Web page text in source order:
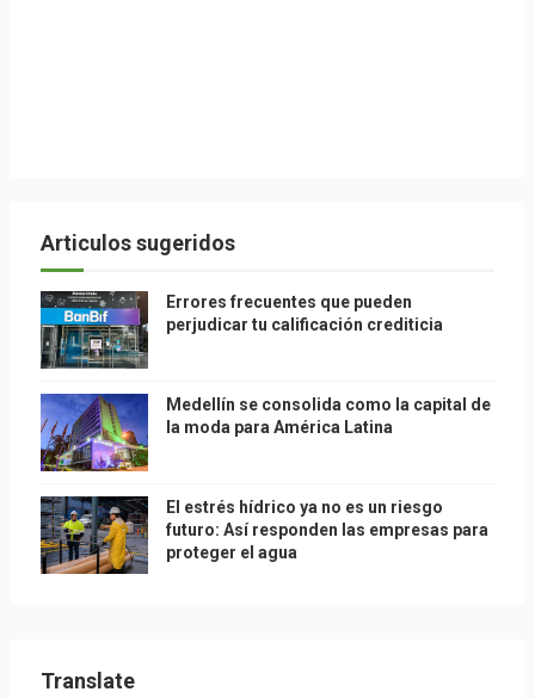
Articulos sugeridos
Errores frecuentes que pueden
perjudicar tu calificación crediticia
Medellín se consolida como la capital de
la moda para América Latina
El estrés hídrico ya no es un riesgo
futuro: Así responden las empresas para
proteger el agua
Translate